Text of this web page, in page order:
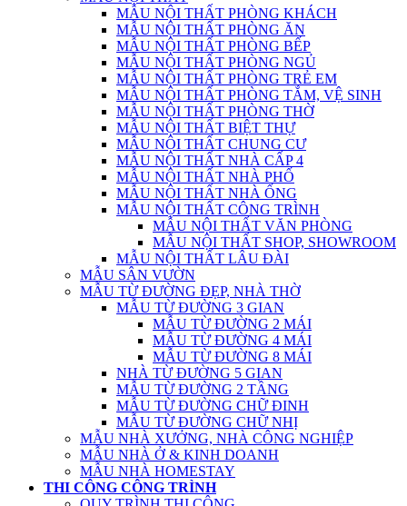
MẪU NỘI THẤT PHÒNG KHÁCH
MẪU NỘI THẤT PHÒNG ĂN
MẪU NỘI THẤT PHÒNG BẾP
MẪU NỘI THẤT PHÒNG NGỦ
MẪU NỘI THẤT PHÒNG TRẺ EM
MẪU NỘI THẤT PHÒNG TẮM, VỆ SINH
MẪU NỘI THẤT PHÒNG THỜ
MẪU NỘI THẤT BIỆT THỰ
MẪU NỘI THẤT CHUNG CƯ
MẪU NỘI THẤT NHÀ CẤP 4
MẪU NỘI THẤT NHÀ PHỐ
MẪU NỘI THẤT NHÀ ỐNG
MẪU NỘI THẤT CÔNG TRÌNH
MẪU NỘI THẤT VĂN PHÒNG
MẪU NỘI THẤT SHOP, SHOWROOM
MẪU NỘI THẤT LÂU ĐÀI
MẪU SÂN VƯỜN
MẪU TỪ ĐƯỜNG ĐẸP, NHÀ THỜ
MẪU TỪ ĐƯỜNG 3 GIAN
MẪU TỪ ĐƯỜNG 2 MÁI
MẪU TỪ ĐƯỜNG 4 MÁI
MẪU TỪ ĐƯỜNG 8 MÁI
NHÀ TỪ ĐƯỜNG 5 GIAN
MẪU TỪ ĐƯỜNG 2 TẦNG
MẪU TỪ ĐƯỜNG CHỮ ĐINH
MẪU TỪ ĐƯỜNG CHỮ NHỊ
MẪU NHÀ XƯỞNG, NHÀ CÔNG NGHIỆP
MẪU NHÀ Ở & KINH DOANH
MẪU NHÀ HOMESTAY
THI CÔNG CÔNG TRÌNH